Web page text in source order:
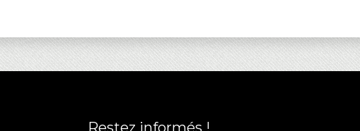
Restez informés !